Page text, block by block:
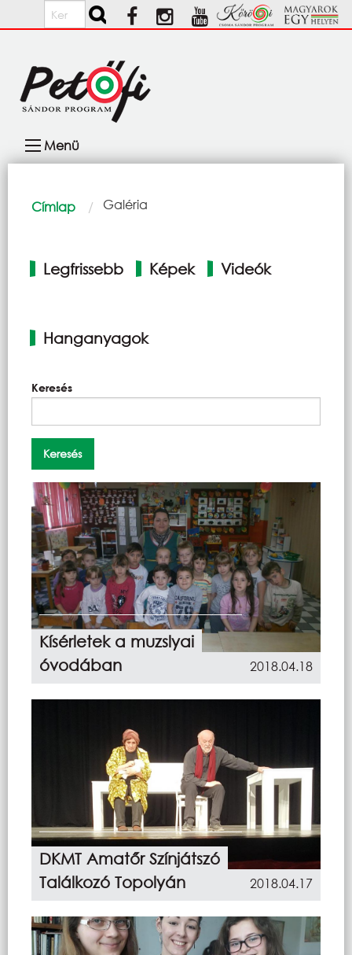
Ugrás a tartalomra
Keresés
navigáció
Menü
Morzsa
Címlap Current:
Galéria
fülek
Legfrissebb Képek Videók
Hanganyagok
Keresés
Kísérletek a muzslyai
óvodában
2018.04.18
DKMT Amatőr Színjátszó
Találkozó Topolyán
2018.04.17